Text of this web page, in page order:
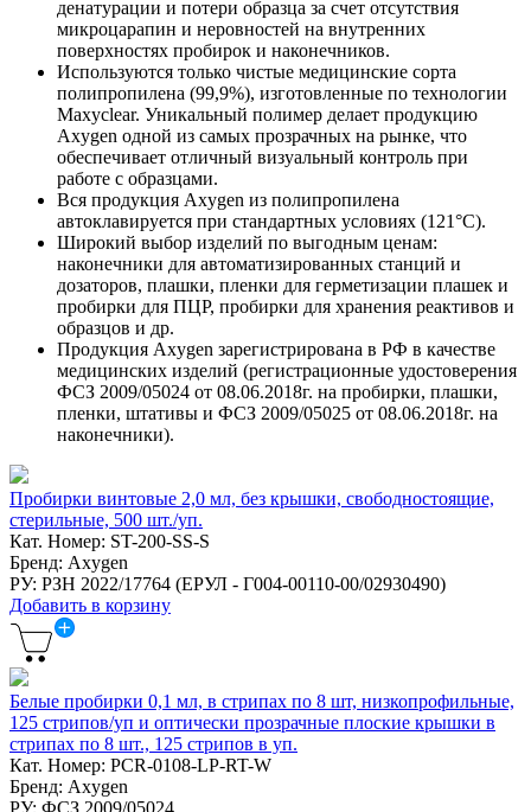
денатурации и потери образца за счет отсутствия
микроцарапин и неровностей на внутренних
поверхностях пробирок и наконечников.
Используются только чистые медицинские сорта
полипропилена (99,9%), изготовленные по технологии
Maxyclear. Уникальный полимер делает продукцию
Axygen одной из самых прозрачных на рынке, что
обеспечивает отличный визуальный контроль при
работе с образцами.
Вся продукция Axygen из полипропилена
автоклавируется при стандартных условиях (121°С).
Широкий выбор изделий по выгодным ценам:
наконечники для автоматизированных станций и
дозаторов, плашки, пленки для герметизации плашек и
пробирки для ПЦР, пробирки для хранения реактивов и
образцов и др.
Продукция Axygen зарегистрирована в РФ в качестве
медицинских изделий (регистрационные удостоверения
ФСЗ 2009/05024 от 08.06.2018г. на пробирки, плашки,
пленки, штативы и ФСЗ 2009/05025 от 08.06.2018г. на
наконечники).
Пробирки винтовые 2,0 мл, без крышки, свободностоящие,
стерильные, 500 шт./уп.
Кат. Номер: ST-200-SS-S
Бренд: Axygen
РУ: РЗН 2022/17764 (ЕРУЛ - Г004-00110-00/02930490)
Добавить в корзину
Белые пробирки 0,1 мл, в стрипах по 8 шт, низкопрофильные,
125 стрипов/уп и оптически прозрачные плоские крышки в
стрипах по 8 шт., 125 стрипов в уп.
Кат. Номер: PCR-0108-LP-RT-W
Бренд: Axygen
РУ: ФСЗ 2009/05024